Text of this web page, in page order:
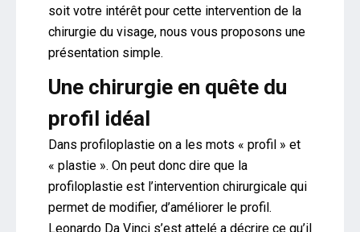
soit votre intérêt pour cette intervention de la
chirurgie du visage, nous vous proposons une
présentation simple.
Une chirurgie en quête du
profil idéal
Dans profiloplastie on a les mots « profil » et
« plastie ». On peut donc dire que la
profiloplastie est l’intervention chirurgicale qui
permet de modifier, d’améliorer le profil.
Leonardo Da Vinci s’est attelé a décrire ce qu’il